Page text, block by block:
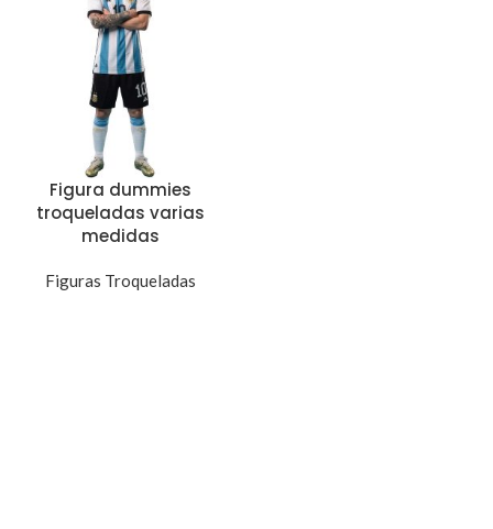
Figura dummies
troqueladas varias
medidas
Figuras Troqueladas